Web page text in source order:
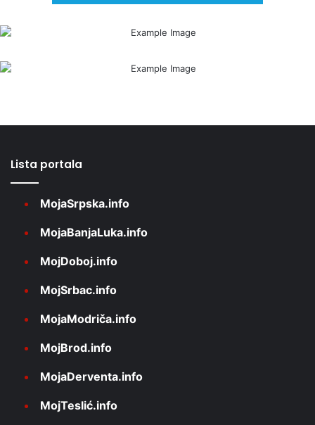
Lista portala
MojaSrpska.info
MojaBanjaLuka.info
MojDoboj.info
MojSrbac.info
MojaModriča.info
MojBrod.info
MojaDerventa.info
MojTeslić.info